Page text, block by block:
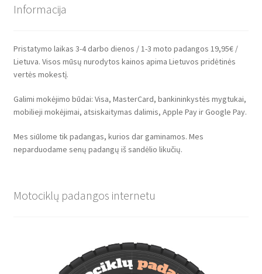
Informacija
Pristatymo laikas 3-4 darbo dienos / 1-3 moto padangos 19,95€ /
Lietuva. Visos mūsų nurodytos kainos apima Lietuvos pridėtinės
vertės mokestį.
Galimi mokėjimo būdai: Visa, MasterCard, bankininkystės mygtukai,
mobilieji mokėjimai, atsiskaitymas dalimis, Apple Pay ir Google Pay.
Mes siūlome tik padangas, kurios dar gaminamos. Mes
neparduodame senų padangų iš sandėlio likučių.
Motociklų padangos internetu